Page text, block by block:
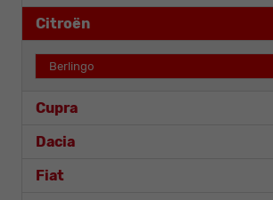
Citroën
Berlingo
Cupra
Dacia
Fiat